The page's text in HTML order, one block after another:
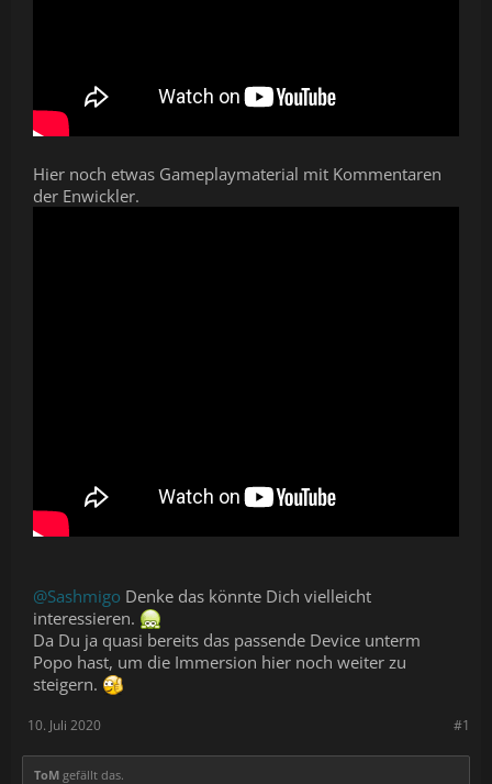
Hier noch etwas Gameplaymaterial mit Kommentaren
der Enwickler.
@Sashmigo Denke das könnte Dich vielleicht
interessieren.
Da Du ja quasi bereits das passende Device unterm
Popo hast, um die Immersion hier noch weiter zu
steigern.
#1
10. Juli 2020
ToM gefällt das.